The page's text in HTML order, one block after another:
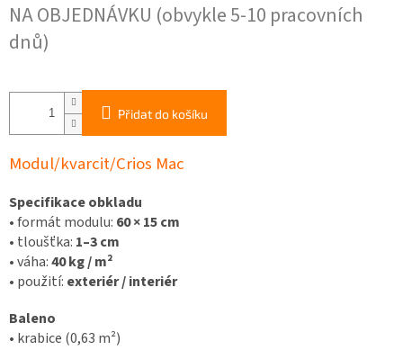
cena:
NA OBJEDNÁVKU (obvykle 5-10 pracovních
dnů)
Přidat do košíku
Modul/kvarcit/Crios Mac
Specifikace obkladu
• formát modulu: 60 × 15 cm
• tloušťka: 1–3 cm
• váha:40 kg / m²
• použití: exteriér / interiér
Baleno
• krabice (0,63 m²)